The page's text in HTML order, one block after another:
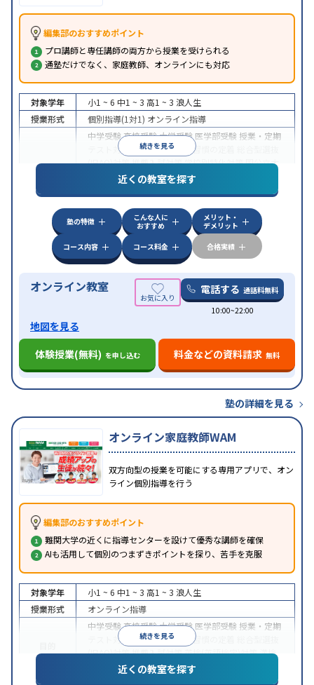
編集部のおすすめポイント
プロ講師と専任講師の両方から授業を受けられる
通塾だけでなく、家庭教師、オンラインにも対応
続きを見る
対象学年 小1 ~ 6 中1 ~ 3 高1 ~ 3 浪人生
授業形式
個別指導(1対1) オンライン指導
中学受験高校受験大学受験 医学部受験 授業・定期
テスト対策
内申点対策 学習習慣の定着
(旧AO)対策推薦入試対策学校別特化対策国公立大
私大対策共通テスト対策
英語・英会話特化
特徴
中高一貫校生に対応授業の振替可能 不登校生に対
オンライン対応 1科目から受講可能季節講習の
みの受講可
自習室あり
近くの教室を探す
塾の特徴
こんな人に
おすすめ
メリット・
デメリット
コース内容
コース料金 合格実績
オンライン教室 電話する 通話料無料
10:00~22:00
地図を見る
体験授業(無料) を申し込む 料金などの資料請求 無料
塾の詳細を見る
オンライン家庭教師WAM
双方向型の授業を可能にする専用アプリで、オン
ライン個別指導を行う
編集部のおすすめポイント
難関大学の近くに指導センターを設けて優秀な講師を確保
AIも活用して個別のつまずきポイントを探り、苦手を克服
続きを見る
対象学年 小1 ~ 6 中1 ~ 3 高1 ~ 3 浪人生
授業形式
オンライン指導
中学受験高校受験大学受験 医学部受験 授業・定期
テスト対策
内申点対策 学習習慣の定着
(旧AO)対策推薦入試対策英検(英語検定)対策漢検
(漢字検定)対策
中高一貫校生に対応成績保証制度あり授業の振替
近くの教室を探す